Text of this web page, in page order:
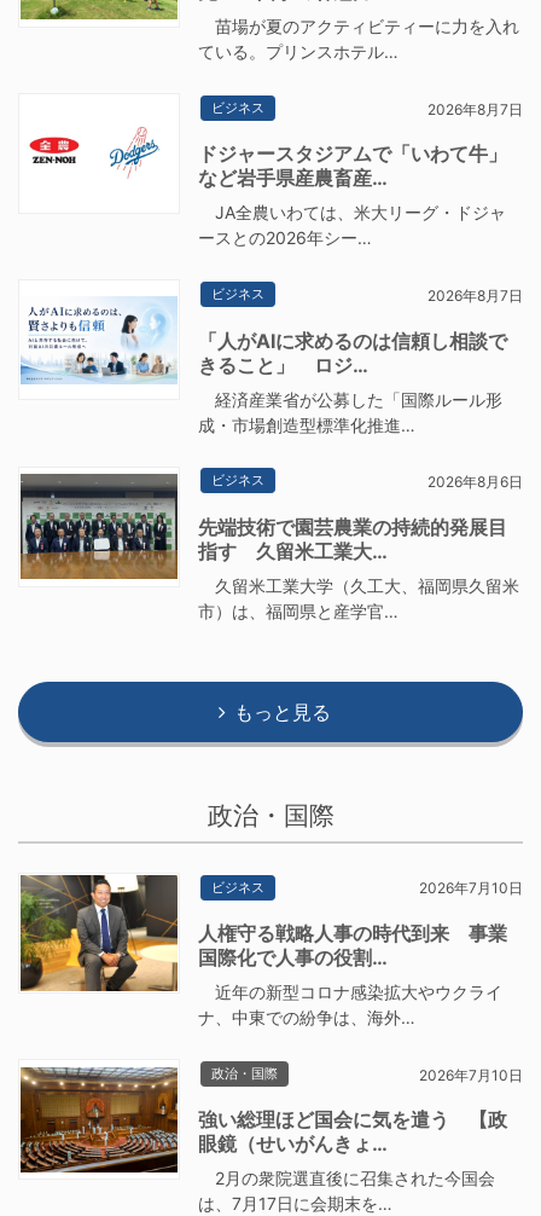
苗場が夏のアクティビティーに力を入れ
ている。プリンスホテル…
ビジネス 2026年8月7日
ドジャースタジアムで「いわて牛」
など岩手県産農畜産…
JA全農いわては、米大リーグ・ドジャ
ースとの2026年シー…
ビジネス 2026年8月7日
「人がAIに求めるのは信頼し相談で
きること」 ロジ…
経済産業省が公募した「国際ルール形
成・市場創造型標準化推進…
ビジネス 2026年8月6日
先端技術で園芸農業の持続的発展目
指す 久留米工業大…
久留米工業大学（久工大、福岡県久留米
市）は、福岡県と産学官…
もっと見る
政治・国際
ビジネス 2026年7月10日
人権守る戦略人事の時代到来 事業
国際化で人事の役割…
近年の新型コロナ感染拡大やウクライ
ナ、中東での紛争は、海外…
政治・国際 2026年7月10日
強い総理ほど国会に気を遣う 【政
眼鏡（せいがんきょ…
2月の衆院選直後に召集された今国会
は、7月17日に会期末を…